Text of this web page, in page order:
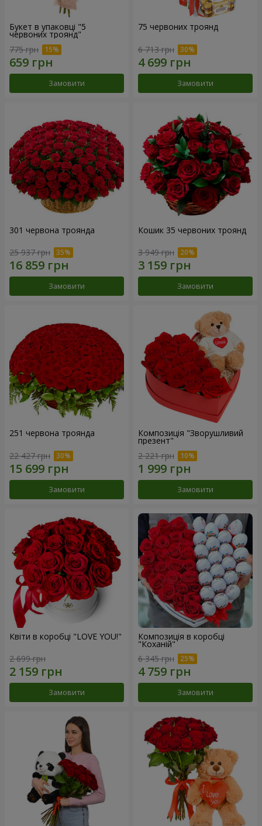
Букет в упаковці "5
червоних троянд"
775 грн
Замовити
75 червоних троянд
6 713 грн
Замовити
301 червона троянда
25 937 грн
Замовити
Кошик 35 червоних троянд
3 949 грн
Замовити
251 червона троянда
22 427 грн
Замовити
Композиція "Зворушливий
презент"
2 221 грн
Замовити
Квіти в коробці "LOVE YOU!"
2 699 грн
Замовити
Композиція в коробці
"Коханій"
6 345 грн
Замовити